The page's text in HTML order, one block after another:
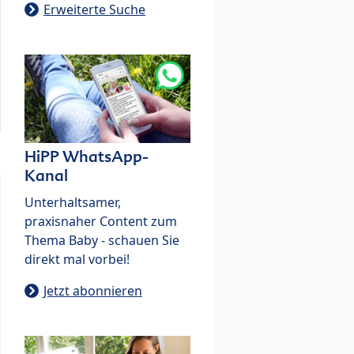
Erweiterte Suche
HiPP WhatsApp-
Kanal
Unterhaltsamer,
praxisnaher Content zum
Thema Baby - schauen Sie
direkt mal vorbei!
Jetzt abonnieren